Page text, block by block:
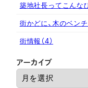
築地社長ってこんな
街かどに、木のベン
街情報 （4）
アーカイブ
カ